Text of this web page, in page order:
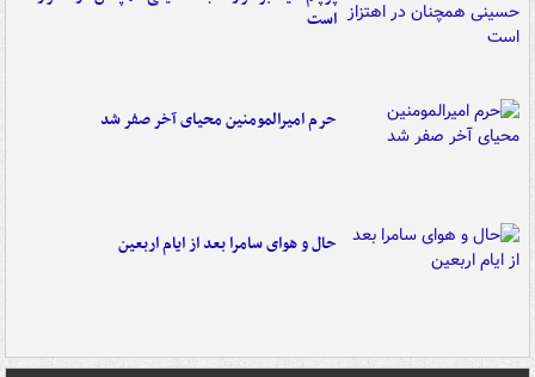
است
حرم امیرالمومنین محیای آخر صفر شد
حال و هوای سامرا بعد از ایام اربعین